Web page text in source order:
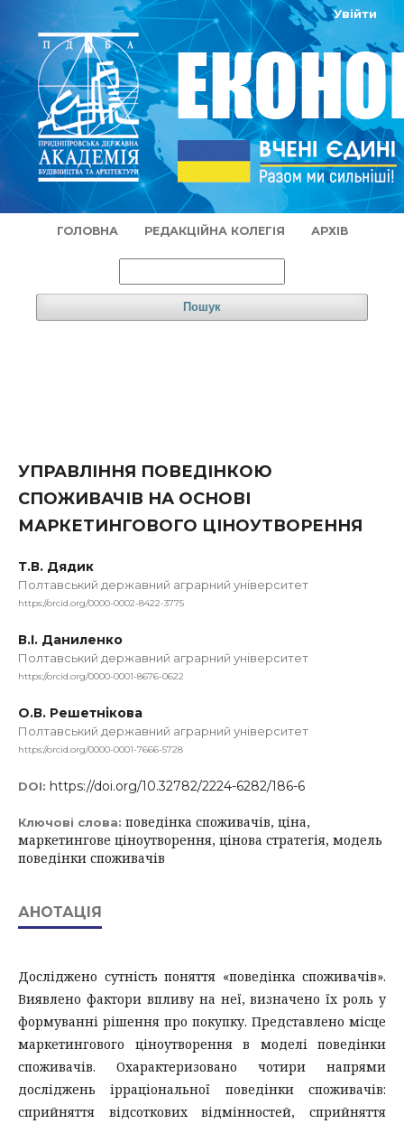
ГОЛОВНА РЕДАКЦІЙНА КОЛЕГІЯ АРХІВ
Пошук
Увійти
УПРАВЛІННЯ ПОВЕДІНКОЮ
СПОЖИВАЧІВ НА ОСНОВІ
МАРКЕТИНГОВОГО ЦІНОУТВОРЕННЯ
Т.В. Дядик
Полтавський державний аграрний університет
https://orcid.org/0000-0002-8422-3775
В.І. Даниленко
Полтавський державний аграрний університет
https://orcid.org/0000-0001-8676-0622
О.В. Решетнікова
Полтавський державний аграрний університет
https://orcid.org/0000-0001-7666-5728
DOI: https://doi.org/10.32782/2224-6282/186-6
Ключові слова: поведінка споживачів, ціна,
маркетингове ціноутворення, цінова стратегія, модель
поведінки споживачів
АНОТАЦІЯ
Досліджено сутність поняття «поведінка споживачів».
Виявлено фактори впливу на неї, визначено їх роль у
формуванні рішення про покупку. Представлено місце
маркетингового ціноутворення в моделі поведінки
споживачів. Охарактеризовано чотири напрями
досліджень ірраціональної поведінки споживачів:
сприйняття відсоткових відмінностей, сприйняття